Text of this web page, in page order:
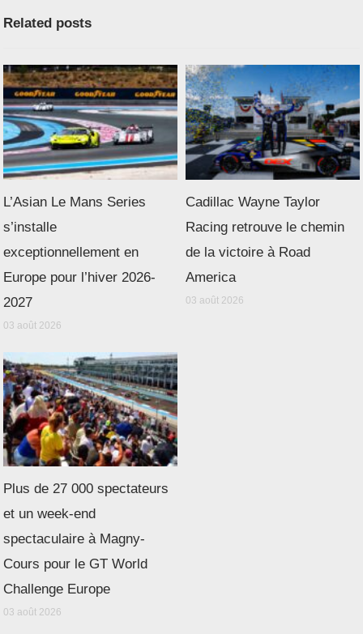
Related posts
L’Asian Le Mans Series
s’installe
exceptionnellement en
Europe pour l’hiver 2026-
2027
03 août 2026
Cadillac Wayne Taylor
Racing retrouve le chemin
de la victoire à Road
America
03 août 2026
Plus de 27 000 spectateurs
et un week-end
spectaculaire à Magny-
Cours pour le GT World
Challenge Europe
03 août 2026